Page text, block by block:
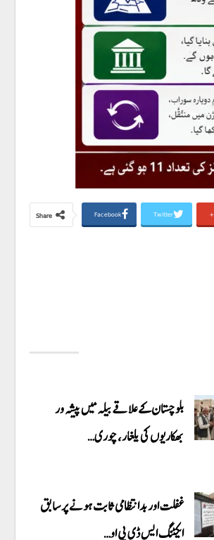
Share Facebook Twitter
بلوچستان کے علاقے بیلہ میں پیشہ ور
بھکاریوں کی یلغار، چوری…
غفلت اور بدانتظامی ثابت ہونے پر سابق
ایکٹنگ ایس ڈی پی او…